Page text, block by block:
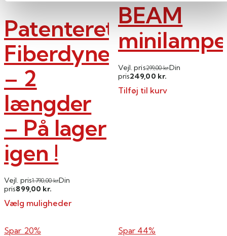
Patenteret
Fiberdyne
– 2
længder
– På lager
igen !
Vejl. pris1.790,00kr.Din
pris899,00 kr.
Vælg muligheder
vare
BEAM
minilampe
Vejl. pris299,00kr.Din
pris249,00 kr.
Tilføj til kurv
Spar 20% Spar 44%